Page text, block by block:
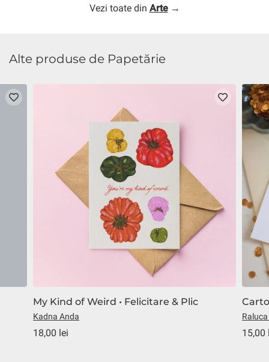
Vezi toate din Arte→
Alte produse de Papetărie
My Kind of Weird • Felicitare & Plic
Kadna Anda
18,00 lei 15,00